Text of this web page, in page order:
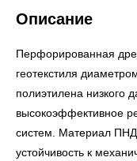
Описание
Перфорированная
геотекстиля
полиэтилена низкого
высокоэффективное
систем. Материал ПНД
устойчивость к